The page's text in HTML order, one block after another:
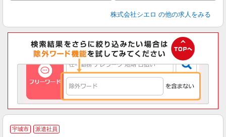
株式会社シエロ の他の求人をみる
宇城市 派遣社員